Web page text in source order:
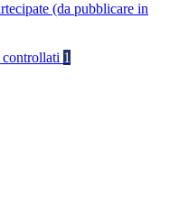
(da pubblicare in
1